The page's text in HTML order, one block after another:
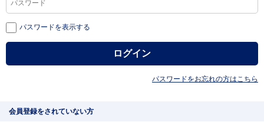
パスワードを表示する
パスワードをお忘れの方はこちら
会員登録をされていない方